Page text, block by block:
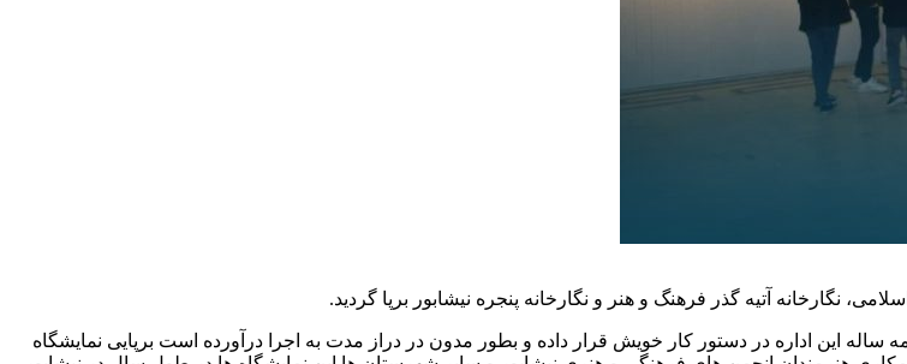
این اداره در دستور کار خویش قرار داده و بطور مدون در دراز مدت به اجرا درآورده است برپایی نمایشگاه